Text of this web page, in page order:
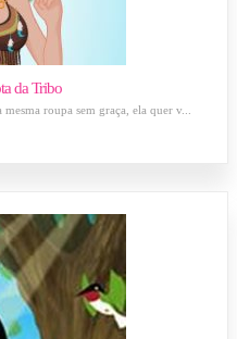
da Tribo
roupa sem graça, ela quer v...